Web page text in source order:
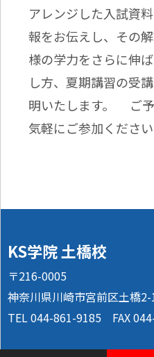
アレンジした入試資
報をお伝えし、その
様の学力をさらに伸
し方、夏期講習の受
明いたします。 ご
気軽にご参加ください
KS学院 土橋校
〒216-0005
神奈川県川崎市宮前区土橋
TEL 044-861-9185 FAX